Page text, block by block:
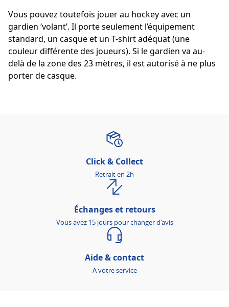
Vous pouvez toutefois jouer au hockey avec un
gardien ‘volant’. Il porte seulement l’équipement
standard, un casque et un T-shirt adéquat (une
couleur différente des joueurs). Si le gardien va au-
delà de la zone des 23 mètres, il est autorisé à ne plus
porter de casque.
Click & Collect
Retrait en 2h
Échanges et retours
Vous avez 15 jours pour changer d'avis
Aide & contact
A votre service